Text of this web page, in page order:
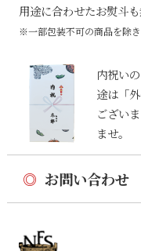
用途に合わせたお熨斗
※一部包装不可の商品を除き
内祝い
途は「
ござい
ませ。
◎ お問い合わせ